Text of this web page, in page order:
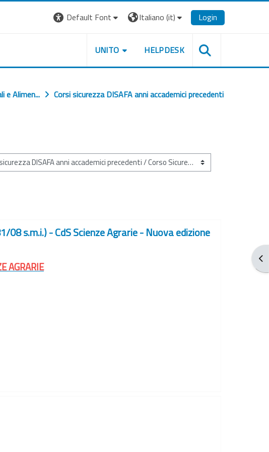
Default Font
Italiano ‎(it)‎ Login
UNITO HELPDESK
e Alimen...
Corsi sicurezza DISAFA anni accademici precedenti
s.m.i.) - CdS Scienze Agrarie - Nuova edizione
AGRARIE